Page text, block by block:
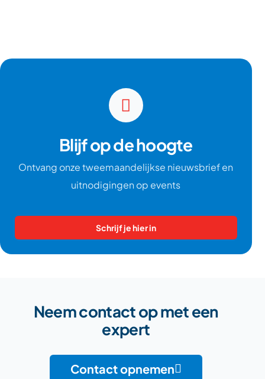
Blijf op de hoogte
Ontvang onze tweemaandelijkse nieuwsbrief en
uitnodigingen op events
Schrijf je hier in
Neem contact op met een
expert
Contact opnemen